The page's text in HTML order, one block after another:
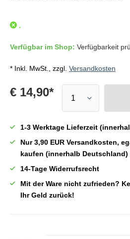
.
Verfügbar im Shop: Verfügbarkeit
* Inkl. MwSt., zzgl. Versandkosten
€ 14,90*
1-3 Werktage Lieferzeit
Nur 3,90 EUR Versandkosten,
kaufen (innerhalb Deutschland)
14-Tage Widerrufsrecht
Mit der Ware nicht zufrieden?
Ihr Geld zurück!